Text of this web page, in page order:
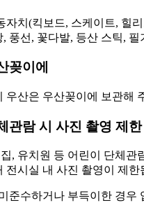
자치(킥보드, 스케이트, 힐
, 풍선, 꽃다발, 등산 스틱, 필
꽂이에
우산은 우산꽂이에 보관해
관람 시 사진 촬영 제한
, 유치원 등 어린이 단체관
전시실 내 사진 촬영이 제한
준수하거나 부득이한 경우